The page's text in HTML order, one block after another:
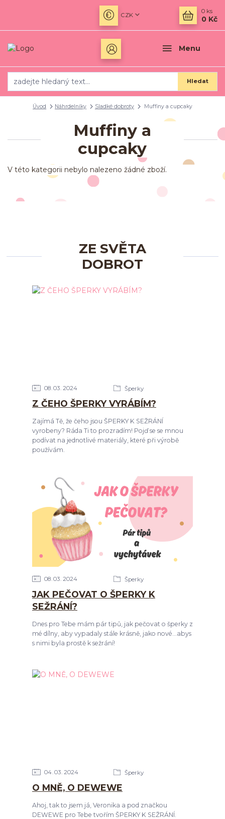
Menu
CZK
Hledat
0 ks
0 Kč
Úvod Náhrdelníky Sladké dobroty Muffiny a cupcaky
Muffiny a
cupcaky
V této kategorii nebylo nalezeno žádné zboží.
ZE SVĚTA
DOBROT
08 03 2024 Šperky
Z ČEHO ŠPERKY VYRÁBÍM?
Zajímá Tě, že čeho jsou ŠPERKY K SEŽRÁNÍ
vyrobeny? Ráda Ti to prozradím! Pojď se se mnou
podívat na jednotlivé materiály, které při výrobě
používám.
08 03 2024 Šperky
JAK PEČOVAT O ŠPERKY K
SEŽRÁNÍ?
Dnes pro Tebe mám pár tipů, jak pečovat o šperky z
mé dílny, aby vypadaly stále krásně, jako nové...abys
s nimi byla prostě k sežrání!
04 03 2024 Šperky
O MNĚ, O DEWEWE
Ahoj, tak to jsem já, Veronika a pod značkou
DEWEWE pro Tebe tvořím ŠPERKY K SEŽRÁNÍ.